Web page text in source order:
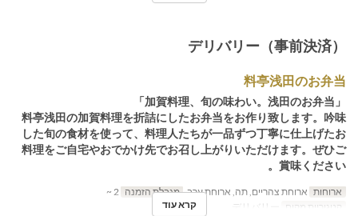
デリバリー（事前決済）
料亭浅田のお弁当
「加賀料理、旬の味わい。浅田のお弁当」
料亭浅田の加賀料理を折詰にしたお弁当をお作り致します。吟味
した旬の食材を使って、料理人たちが一品ずつ丁寧に仕上げたお
料理をご自宅やおでかけ先でお召し上がりいただけます。ぜひご
賞味ください。
ארוחות ארוחת צהריים, תה, ארוחת ערב מגבלת הזמנה
קטגוריית מקום
קרא עוד